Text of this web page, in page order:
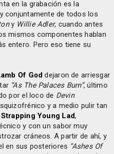
en la grabación es la
conjuntamente de todos los
y Willie Adler, cuando antes
mismos componentes hablan
entero. Pero eso tiene su
Of God dejaron de arriesgar
“As The Palaces Burn”, último
por el loco de Devin
y a medio pulir tan
Strapping Young Lad,
y con un sabor muy
cráneos. A partir de ahí, y
en sus posteriores “Ashes Of